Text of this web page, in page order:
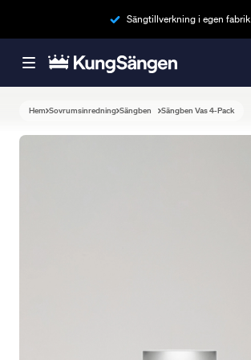
Sängtillverkning i egen fabrik
Hem Sovrumsinredning Sängben Sängben Vas 4-Pack